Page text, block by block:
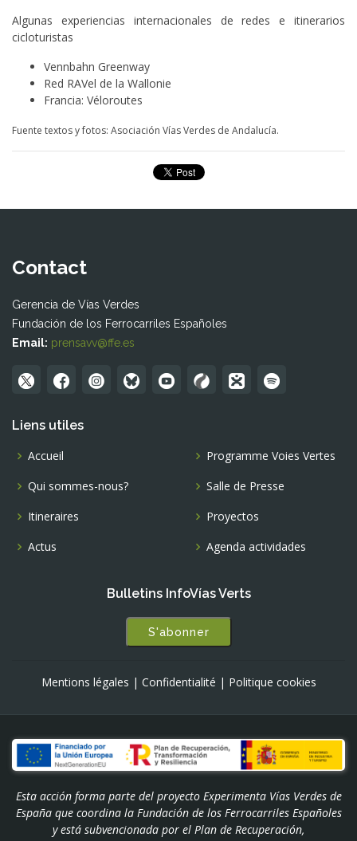
Algunas experiencias internacionales de redes e itinerarios
cicloturistas
Vennbahn Greenway
Red RAVel de la Wallonie
Francia: Véloroutes
Fuente textos y fotos: Asociación Vías Verdes de Andalucía.
Contact
Gerencia de Vías Verdes
Fundación de los Ferrocarriles Españoles
Email: prensavv@ffe.es
Liens utiles
Accueil
Qui sommes-nous?
Itineraires
Actus
Programme Voies Vertes
Salle de Presse
Proyectos
Agenda actividades
Bulletins InfoVías Verts
S'abonner
Mentions légales | Confidentialité | Politique cookies
Esta acción forma parte del proyecto Experimenta Vías Verdes de
España que coordina la Fundación de los Ferrocarriles Españoles
y está subvencionada por el Plan de Recuperación,